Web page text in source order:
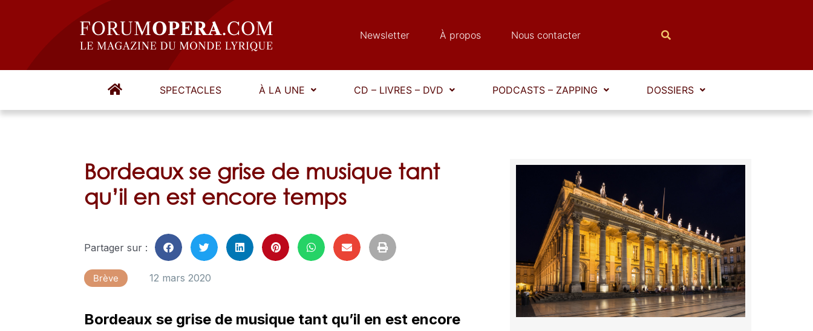
Newsletter À propos Nous contacter
SPECTACLES À LA UNE CD – LIVRES – DVD PODCASTS – ZAPPING DOSSIERS
Bordeaux se grise de musique tant
qu’il en est encore temps
Partager sur :
Brève 12 mars 2020
Bordeaux se grise de musique tant qu’il en est encore